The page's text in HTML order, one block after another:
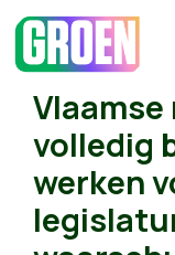
volledig
werken